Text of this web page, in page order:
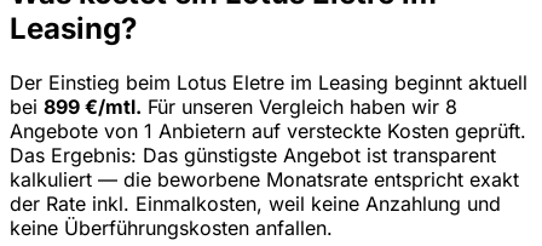
Leasing?
Der Einstieg beim Lotus Eletre im Leasing beginnt aktuell
bei 899 €/mtl. Für unseren Vergleich haben wir 8
Angebote von 1 Anbietern auf versteckte Kosten geprüft.
Das Ergebnis: Das günstigste Angebot ist transparent
kalkuliert — die beworbene Monatsrate entspricht exakt
der Rate inkl. Einmalkosten, weil keine Anzahlung und
keine Überführungskosten anfallen.